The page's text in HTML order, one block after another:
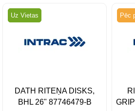
Uz Vietas
DATH RITEŅA DISKS,
BHL 26" 87746479-B
Pēc